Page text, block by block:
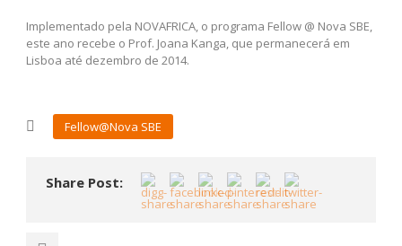
Implementado pela NOVAFRICA, o programa Fellow @ Nova SBE,
este ano recebe o Prof. Joana Kanga, que permanecerá em
Lisboa até dezembro de 2014.
Fellow@Nova SBE
Share Post: